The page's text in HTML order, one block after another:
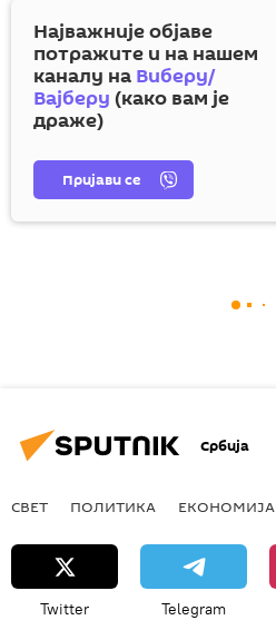
Најважније објаве
потражите и на нашем
каналу на Виберу/
Вајберу (како вам је
драже)
Пријави се
Србија
СВЕТ ПОЛИТИКА ЕКОНОМИЈА
Twitter Telegram